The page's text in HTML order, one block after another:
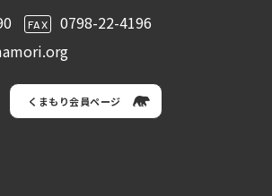
FAX 0798-22-4196
くまもり会員ページ